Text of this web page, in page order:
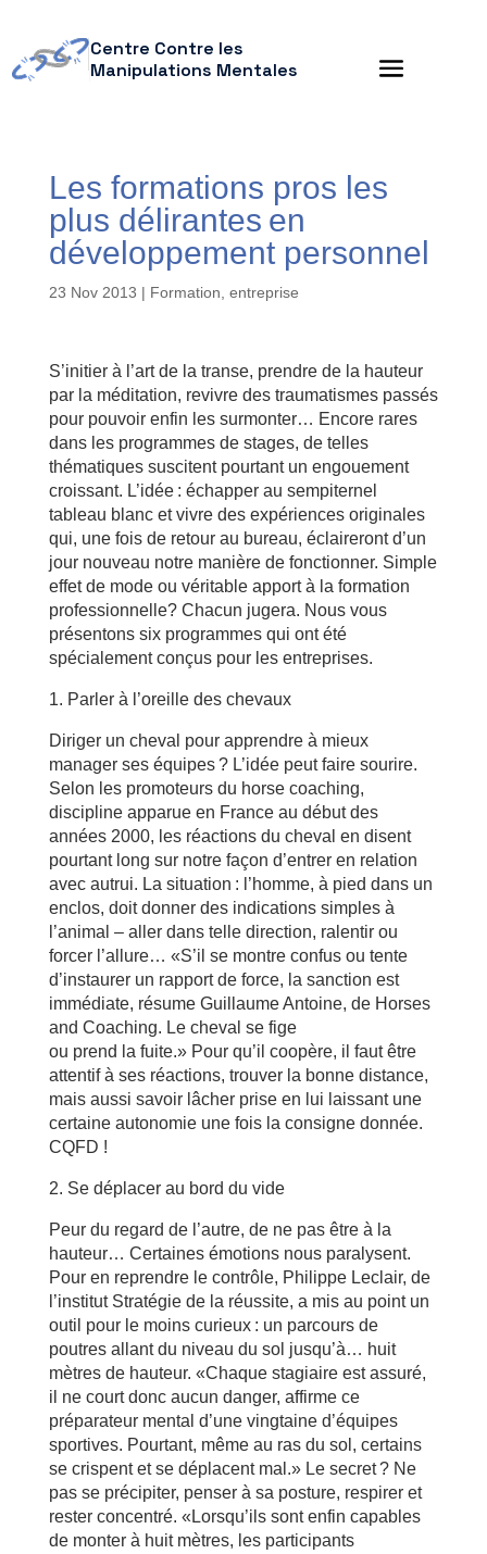
Centre Contre les
Manipulations Mentales
Les formations pros les
plus délirantes en
développement personnel
23 Nov 2013 | Formation, entreprise
S’initier à l’art de la transe, prendre de la hauteur
par la méditation, revivre des traumatismes passés
pour pouvoir enfin les surmonter… Encore rares
dans les programmes de stages, de telles
thématiques suscitent pourtant un engouement
croissant. L’idée : échapper au sempiternel
tableau blanc et vivre des expériences originales
qui, une fois de retour au bureau, éclaireront d’un
jour nouveau notre manière de fonctionner. Simple
effet de mode ou véritable apport à la formation
professionnelle? Chacun jugera. Nous vous
présentons six programmes qui ont été
spécialement conçus pour les entreprises.
1. Parler à l’oreille des chevaux
Diriger un cheval pour apprendre à mieux
manager ses équipes ? L’idée peut faire sourire.
Selon les promoteurs du horse coaching,
discipline apparue en France au début des
années 2000, les réactions du cheval en disent
pourtant long sur notre façon d’entrer en relation
avec autrui. La situation : l’homme, à pied dans un
enclos, doit donner des indications simples à
l’animal – aller dans telle direction, ralentir ou
forcer l’allure… «S’il se montre confus ou tente
d’instaurer un rapport de force, la sanction est
immédiate, résume Guillaume Antoine, de Horses
and Coaching. Le cheval se fige
ou prend la fuite.» Pour qu’il coopère, il faut être
attentif à ses réactions, trouver la bonne dis­tance,
mais aussi savoir lâcher prise en lui laissant une
certaine autonomie une fois la consigne donnée.
CQFD !
2. Se déplacer au bord du vide
Peur du regard de l’autre, de ne pas être à la
hauteur… Certaines émotions nous paralysent.
Pour en reprendre le contrôle, Philippe Leclair, de
l’institut Stratégie de la réussite, a mis au point un
outil pour le moins curieux : un parcours de
poutres allant du niveau du sol jusqu’à… huit
mètres de hauteur. «Chaque stagiaire est assuré,
il ne court donc aucun danger, affirme ce
préparateur mental d’une vingtaine d’équipes
sportives. Pourtant, même au ras du sol, certains
se crispent et se déplacent mal.» Le secret ? Ne
pas se précipiter, penser à sa posture, respirer et
rester concentré. «Lorsqu’ils sont enfin capables
de monter à huit mètres, les participants